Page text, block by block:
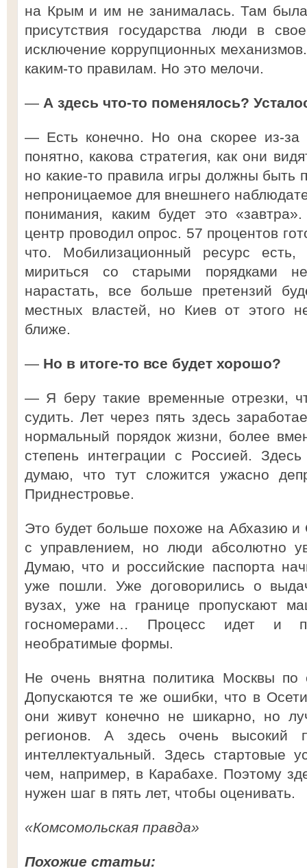
на Крым и им не занималась. Там
присутствия государства люди в
исключение коррупционных
каким-то правилам. Но это мелочи.
— А здесь что-то поменялось?
— Есть конечно. Но она скорее из-за
понятно, какова стратегия, как они
но какие-то правила игры должны быть
непроницаемое для внешнего
понимания, каким будет это
центр проводил опрос. 57 процентов
что. Мобилизационный ресурс
мириться со старыми порядками
нарастать, все больше претензий
местных властей, но Киев от этого
ближе.
— Но в итоге-то все будет хорошо?
— Я беру такие временные отрезки,
судить. Лет через пять здесь
нормальный порядок жизни, более
степень интеграции с Россией.
думаю, что тут сложится ужасно
Приднестровье.
Это будет больше похоже на Абхазию
с управлением, но люди абсолютно
Думаю, что и российские паспорта
уже пошли. Уже договорились о
вузах, уже на границе пропускают
госномерами… Процесс идет и
необратимые формы.
Не очень внятна политика Москвы по
Допускаются те же ошибки, что в
они живут конечно не шикарно, но
регионов. А здесь очень высокий
интеллектуальный. Здесь стартовые
чем, например, в Карабахе. Поэтому
нужен шаг в пять лет, чтобы оценивать.
«Комсомольская правда»
Похожие статьи: